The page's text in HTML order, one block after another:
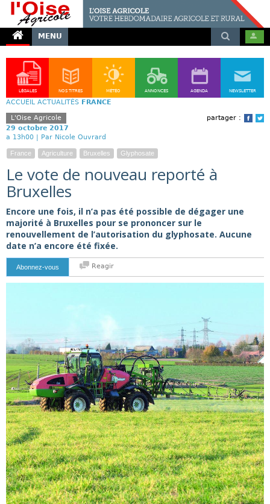
MENU
LÉGALES NOS TITRES MÉTÉO ANNONCES AGENDA NEWSLETTER
ACCUEIL ACTUALITÉS FRANCE
partager :
L'Oise Agricole
29 octobre 2017
a 13h00 | Par Nicole Ouvrard
France Agriculture Bruxelles Glyphosate
Le vote de nouveau reporté à
Bruxelles
Encore une fois, il n’a pas été possible de dégager une
majorité à Bruxelles pour se prononcer sur le
renouvellement de l’autorisation du glyphosate. Aucune
date n’a encore été fixée.
Abonnez-vous Reagir